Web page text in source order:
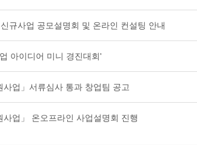
규사업 공모설명회 및 온라인 컨설팅 안내
아이디어 미니 경진대회'
사업」서류심사 통과 창업팀 공고
사업」 온오프라인 사업설명회 진행